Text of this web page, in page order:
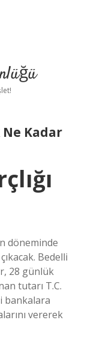
Kadar
döneminde
Bedelli
28 günlük
tutarı T.C.
bankalara
vererek